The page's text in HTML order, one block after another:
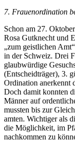
7. Frauenordination
Schon am 27.
Rosa Gutknecht und
„zum geistlichen
in der Schweiz. Drei
glaubwürdige
(Entscheidträger), 3.
Ordination anerkennt
Doch damit konnten
Männer auf
mussten bis zur
amten. Wichtiger als
die Möglichkeit, im
nachkommen zu